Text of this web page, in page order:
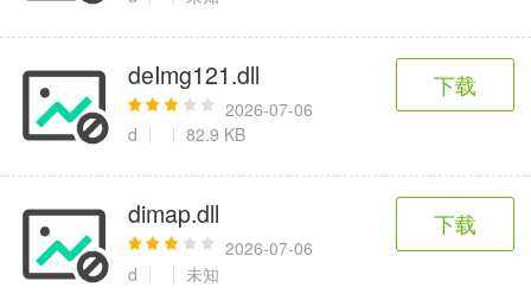
deImg121.dll
2026-07-06
d
82.9 KB
下载
dimap.dll
2026-07-06
d
未知
下载